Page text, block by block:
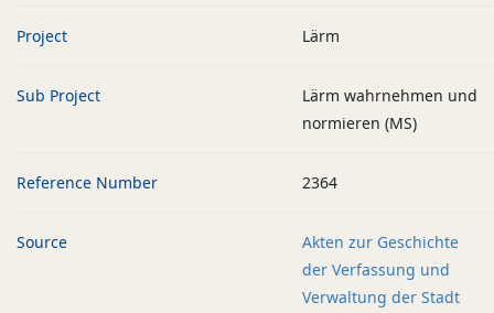
Project Lärm
Sub Project
Lärm wahrnehmen und
normieren (MS)
Reference Number 2364
Source
Akten zur Geschichte
der Verfassung und
Verwaltung der Stadt